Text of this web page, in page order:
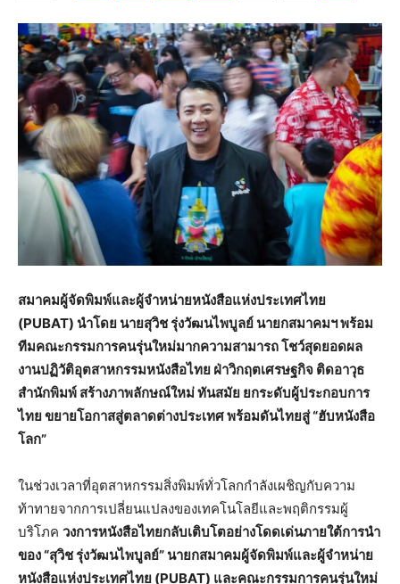
สมาคมผู้จัดพิมพ์และผู้จำหน่ายหนังสือแห่งประเทศไทย
(PUBAT) นำโดย นายสุวิช รุ่งวัฒนไพบูลย์ นายกสมาคมฯ พร้อม
ทีมคณะกรรมการคนรุ่นใหม่มากความสามารถ โชว์สุดยอดผล
งานปฏิวัติอุตสาหกรรมหนังสือไทย ฝ่าวิกฤตเศรษฐกิจ ติดอาวุธ
สำนักพิมพ์ สร้างภาพลักษณ์ใหม่ ทันสมัย ยกระดับผู้ประกอบการ
ไทย ขยายโอกาสสู่ตลาดต่างประเทศ พร้อมดันไทยสู่ “ฮับหนังสือ
โลก”
ในช่วงเวลาที่อุตสาหกรรมสิ่งพิมพ์ทั่วโลกกำลังเผชิญกับความ
ท้าทายจากการเปลี่ยนแปลงของเทคโนโลยีและพฤติกรรมผู้
บริโภค วงการหนังสือไทยกลับเติบโตอย่างโดดเด่นภายใต้การนำ
ของ “สุวิช รุ่งวัฒนไพบูลย์” นายกสมาคมผู้จัดพิมพ์และผู้จำหน่าย
หนังสือแห่งประเทศไทย (PUBAT) และคณะกรรมการคนรุ่นใหม่